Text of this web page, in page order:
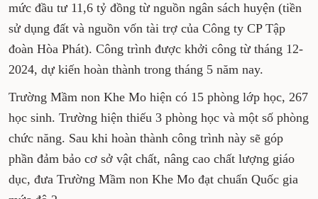
mức đầu tư 11,6 tỷ đồng từ nguồn ngân sách huyện (tiền
sử dụng đất và nguồn vốn tài trợ của Công ty CP Tập
đoàn Hòa Phát). Công trình được khởi công từ tháng 12-
2024, dự kiến hoàn thành trong tháng 5 năm nay.
Trường Mầm non Khe Mo hiện có 15 phòng lớp học, 267
học sinh. Trường hiện thiếu 3 phòng học và một số phòng
chức năng. Sau khi hoàn thành công trình này sẽ góp
phần đảm bảo cơ sở vật chất, nâng cao chất lượng giáo
dục, đưa Trường Mầm non Khe Mo đạt chuẩn Quốc gia